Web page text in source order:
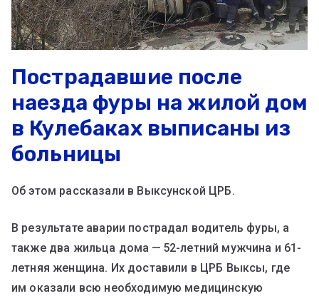
Пострадавшие после
наезда фуры на жилой дом
в Кулебаках выписаны из
больницы
Об этом рассказали в Выксунской ЦРБ.
В результате аварии пострадал водитель фуры, а
также два жильца дома — 52-летний мужчина и 61-
летняя женщина. Их доставили в ЦРБ Выксы, где
им оказали всю необходимую медицинскую